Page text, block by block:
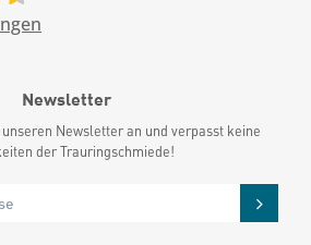
Newsletter
Newsletter an und verpasst keine
der Trauringschmiede!